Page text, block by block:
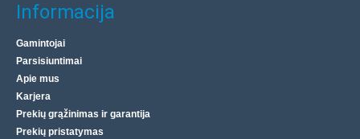
PRODUKTAS N
DJI
Informacija
Gamintojai
Parsisiuntimai
Apie mus
Karjera
Prekių grąžinimas ir garantija
Prekių pristatymas